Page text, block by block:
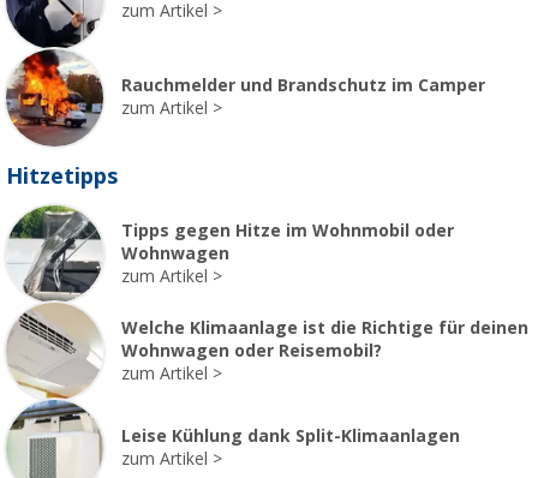
zum Artikel
Rauchmelder und Brandschutz im Camper
zum Artikel
Hitzetipps
Tipps gegen Hitze im Wohnmobil oder
Wohnwagen
zum Artikel
Welche Klimaanlage ist die Richtige für deinen
Wohnwagen oder Reisemobil?
zum Artikel
Leise Kühlung dank Split-Klimaanlagen
zum Artikel